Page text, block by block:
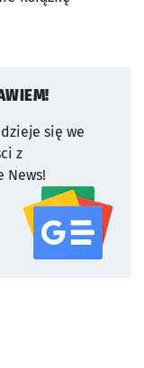
się we
z
News!
serwisu